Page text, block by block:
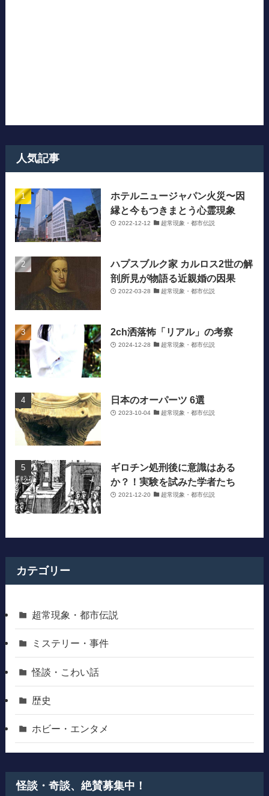
人気記事
ホテルニュージャパン火災〜因
縁と今もつきまとう心霊現象
2022-12-12 超常現象・都市伝説
ハプスブルク家 カルロス2世の解
剖所見が物語る近親婚の因果
2022-03-28 超常現象・都市伝説
2ch洒落怖「リアル」の考察
2024-12-28 超常現象・都市伝説
日本のオーパーツ 6選
2023-10-04 超常現象・都市伝説
ギロチン処刑後に意識はある
か？！実験を試みた学者たち
2021-12-20 超常現象・都市伝説
カテゴリー
超常現象・都市伝説
ミステリー・事件
怪談・こわい話
歴史
ホビー・エンタメ
怪談・奇談、絶賛募集中！